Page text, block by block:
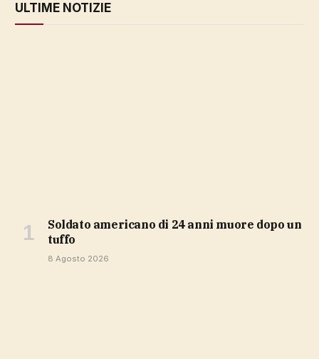
ULTIME NOTIZIE
soldato americano di 24 anni muore dopo un
tuffo
8 Agosto 2026